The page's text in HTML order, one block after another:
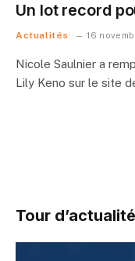
Un lot record
Actualités 16
Nicole Saulnier a
Lily Keno sur le site
Tour d’actualité